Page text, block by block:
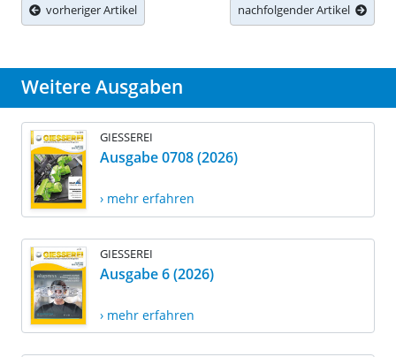
vorheriger Artikel nachfolgender Artikel
Weitere Ausgaben
GIESSEREI
Ausgabe 0708 (2026)
› mehr erfahren
GIESSEREI
Ausgabe 6 (2026)
› mehr erfahren